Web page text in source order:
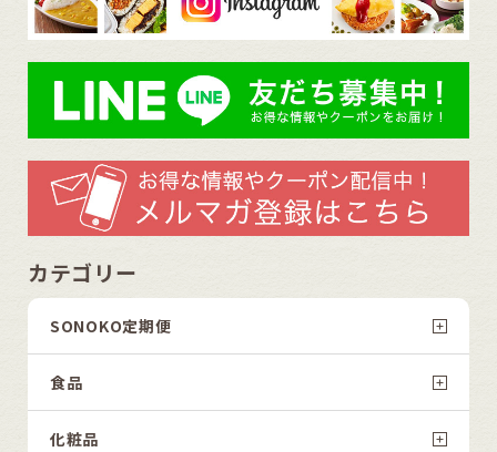
カテゴリー
SONOKO定期便
食品
化粧品